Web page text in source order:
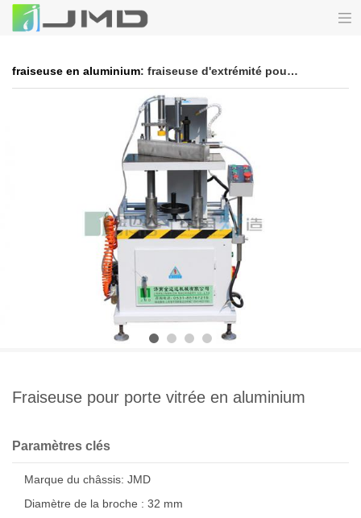
fraiseuse en aluminium: fraiseuse d'extrémité pour profilés en aluminium
Fraiseuse pour porte vitrée en aluminium
Paramètres clés
Marque du châssis: JMD
Diamètre de la broche : 32 mm